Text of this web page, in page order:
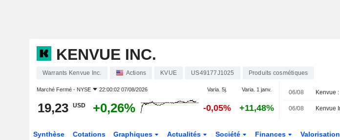
KENVUE INC.
Warrants Kenvue Inc. Actions KVUE US49177J1025 Produits cosmétiques
Marché Fermé - NYSE 22:00:02 07/08/2026 Varia. 5j. Varia. 1 janv.
19,23 USD +0,26% -0,05% +11,48%
06/08
06/08
Synthèse Cotations Graphiques Actualités Société Finances Valorisation